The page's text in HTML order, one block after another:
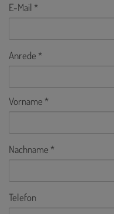
E-Mail
Anrede
Vorname
Nachname
Telefon